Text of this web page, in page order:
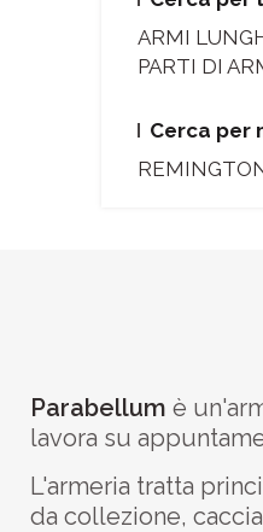
ARMI
PARTI DI
Cerca per
Parabellum è
lavora su
L'armeria tratta
da collezione,